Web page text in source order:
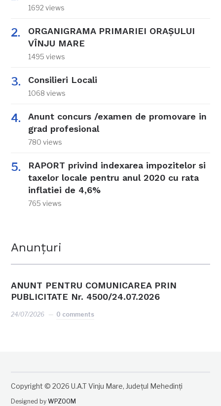
1692 views
ORGANIGRAMA PRIMARIEI ORAŞULUI
VÎNJU MARE
1495 views
Consilieri Locali
1068 views
Anunt concurs /examen de promovare in
grad profesional
780 views
RAPORT privind indexarea impozitelor si
taxelor locale pentru anul 2020 cu rata
inflatiei de 4,6%
765 views
Anunțuri
ANUNT PENTRU COMUNICAREA PRIN
PUBLICITATE Nr. 4500/24.07.2026
24/07/2026 0 comments
Copyright © 2026 U.A.T Vinju Mare, Județul Mehedinți
Designed byWPZOOM